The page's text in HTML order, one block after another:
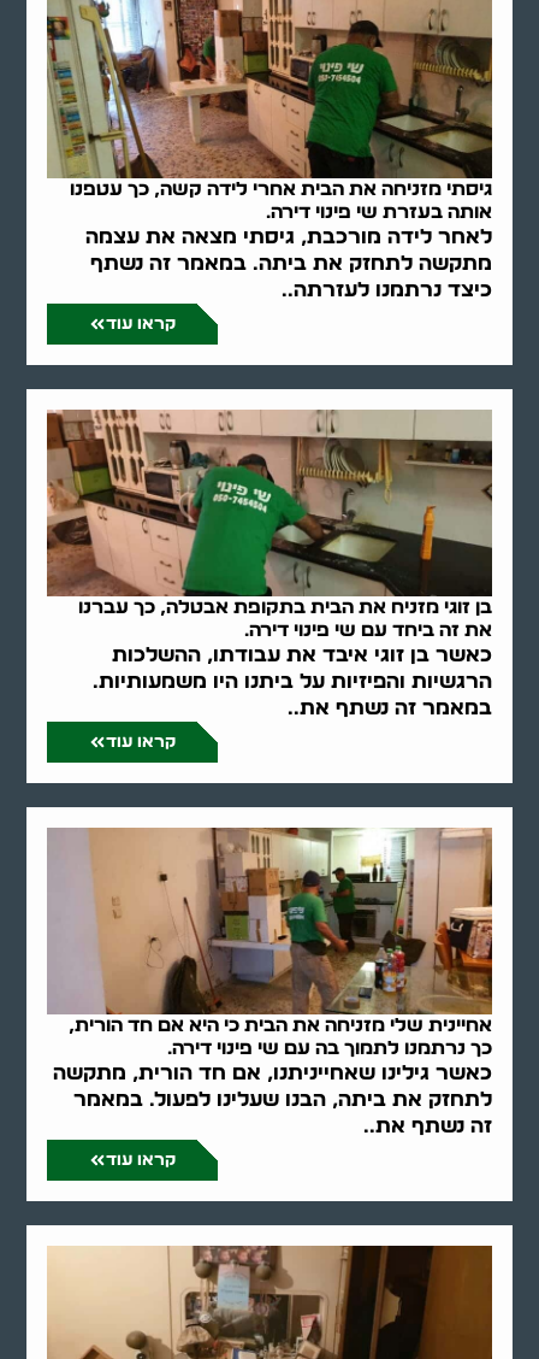
גיסתי מזניחה את הבית אחרי לידה קשה, כך עטפנו
אותה בעזרת שי פינוי דירה.
לאחר לידה מורכבת, גיסתי מצאה את עצמה
מתקשה לתחזק את ביתה. במאמר זה נשתף
כיצד נרתמנו לעזרתה..
קראו עוד
בן זוגי מזניח את הבית בתקופת אבטלה, כך עברנו
את זה ביחד עם שי פינוי דירה.
כאשר בן זוגי איבד את עבודתו, ההשלכות
הרגשיות והפיזיות על ביתנו היו משמעותיות.
במאמר זה נשתף את..
קראו עוד
אחיינית שלי מזניחה את הבית כי היא אם חד הורית,
כך נרתמנו לתמוך בה עם שי פינוי דירה.
כאשר גילינו שאחייניתנו, אם חד הורית, מתקשה
לתחזק את ביתה, הבנו שעלינו לפעול. במאמר
זה נשתף את..
קראו עוד